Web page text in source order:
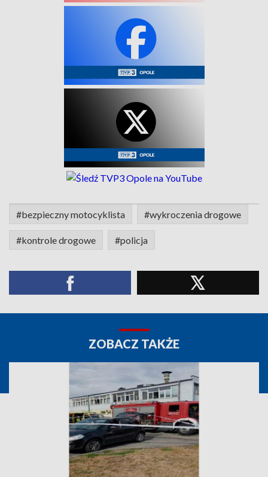
#bezpieczny motocyklista #wykroczenia drogowe
#kontrole drogowe #policja
ZOBACZ TAKŻE